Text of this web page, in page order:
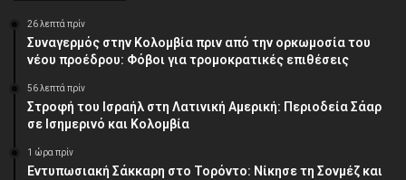
26 λεπτά πρίν
Συναγερμός στην Κολομβία πριν από την ορκωμοσία του
νέου προέδρου: Φόβοι για τρομοκρατικές επιθέσεις
56 λεπτά πρίν
Στροφή του Ισραήλ στη Λατινική Αμερική: Περιοδεία Σάαρ
σε Ισημερινό και Κολομβία
1 ώρα πρίν
Εντυπωσιακή Σάκκαρη στο Τορόντο: Νίκησε τη Σονμέζ και